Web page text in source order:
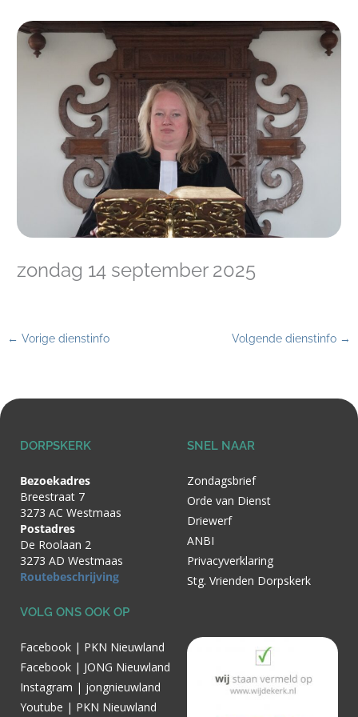
zondag 14 september 2025
← Vorige dienstinfo Volgende dienstinfo →
DORPSKERK
Bezoekadres
Breestraat 7
3273 AC Westmaas
Postadres
De Roolaan 2
3273 AD Westmaas
Routebeschrijving
SNEL NAAR
Zondagsbrief
Orde van Dienst
Driewerf
ANBI
Privacyverklaring
Stg. Vrienden Dorpskerk
VOLG ONS OOK OP
Facebook | PKN Nieuwland
Facebook | JONG Nieuwland
Instagram | jongnieuwland
Youtube | PKN Nieuwland